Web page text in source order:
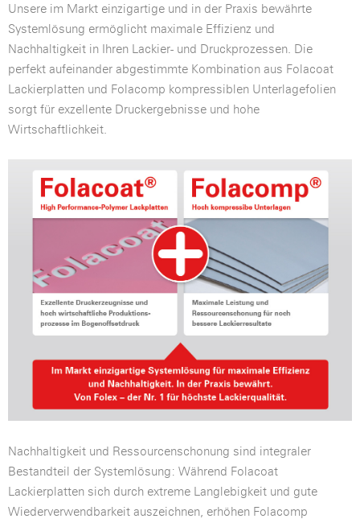
Unsere im Markt einzigartige und in der Praxis bewährte
Systemlösung ermöglicht maximale Effizienz und
Nachhaltigkeit in Ihren Lackier- und Druckprozessen. Die
perfekt aufeinander abgestimmte Kombination aus Folacoat
Lackierplatten und Folacomp kompressiblen Unterlagefolien
sorgt für exzellente Druckergebnisse und hohe
Wirtschaftlichkeit.
Nachhaltigkeit und Ressourcenschonung sind integraler
Bestandteil der Systemlösung: Während Folacoat
Lackierplatten sich durch extreme Langlebigkeit und gute
Wiederverwendbarkeit auszeichnen, erhöhen Folacomp